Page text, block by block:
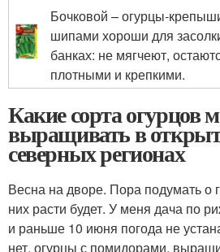
Бочковой – огурцы-
шипами хороши для
банках: не мягчеют,
плотными и крепкими.
Какие сорта огурцов
выращивать в
северных регионах
Весна на дворе. Пора подумать о
них расти будет. У меня дача по
и раньше 10 июня погода не
нет, огурцы с помидорами,